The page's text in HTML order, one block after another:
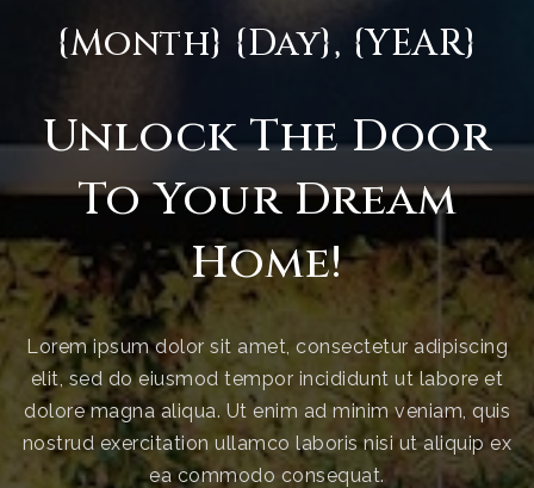
{Month} {Day}, {YEAR}
Unlock The Door
To Your Dream
Home!
Lorem ipsum dolor sit amet, consectetur adipiscing
elit, sed do eiusmod tempor incididunt ut labore et
dolore magna aliqua. Ut enim ad minim veniam, quis
nostrud exercitation ullamco laboris nisi ut aliquip ex
ea commodo consequat.